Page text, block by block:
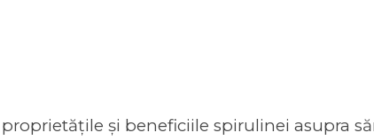
proprietățile și beneficiile spirulinei asupra